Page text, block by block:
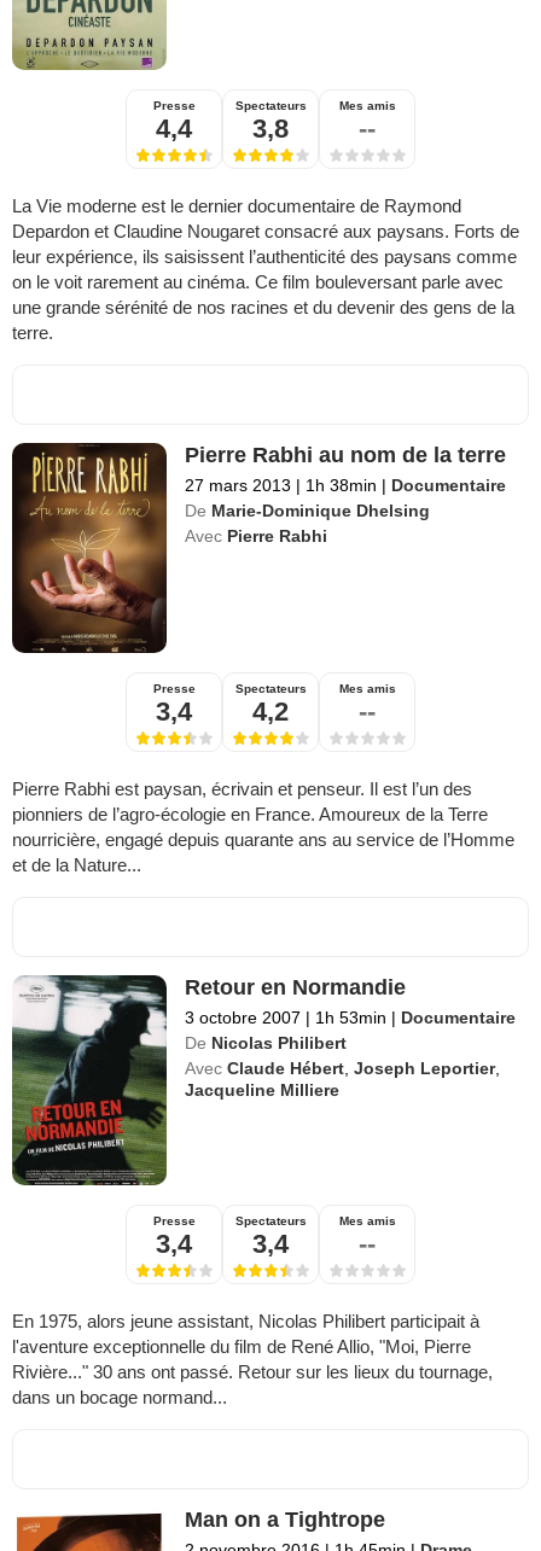
Presse
4,4
Spectateurs
3,8
Mes amis
--
La Vie moderne est le dernier documentaire de Raymond
Depardon et Claudine Nougaret consacré aux paysans. Forts de
leur expérience, ils saisissent l’authenticité des paysans comme
on le voit rarement au cinéma. Ce film bouleversant parle avec
une grande sérénité de nos racines et du devenir des gens de la
terre.
Pierre Rabhi au nom de la terre
27 mars 2013 | 1h 38min | Documentaire
De Marie-Dominique Dhelsing
Avec Pierre Rabhi
Presse
3,4
Spectateurs
4,2
Mes amis
--
Pierre Rabhi est paysan, écrivain et penseur. Il est l’un des
pionniers de l’agro-écologie en France. Amoureux de la Terre
nourricière, engagé depuis quarante ans au service de l’Homme
et de la Nature...
Retour en Normandie
3 octobre 2007 | 1h 53min | Documentaire
De Nicolas Philibert
Avec Claude Hébert ,Joseph Leportier,
Jacqueline Milliere
Presse
3,4
Spectateurs
3,4
Mes amis
--
En 1975, alors jeune assistant, Nicolas Philibert participait à
l'aventure exceptionnelle du film de René Allio, "Moi, Pierre
Rivière..." 30 ans ont passé. Retour sur les lieux du tournage,
dans un bocage normand...
Man on a Tightrope